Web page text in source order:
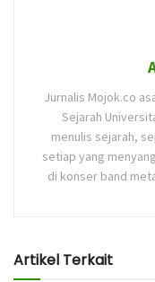
Jurnalis Mojok.co
Sejarah
menulis sejarah,
setiap yang
di konser band
Artikel Terkait